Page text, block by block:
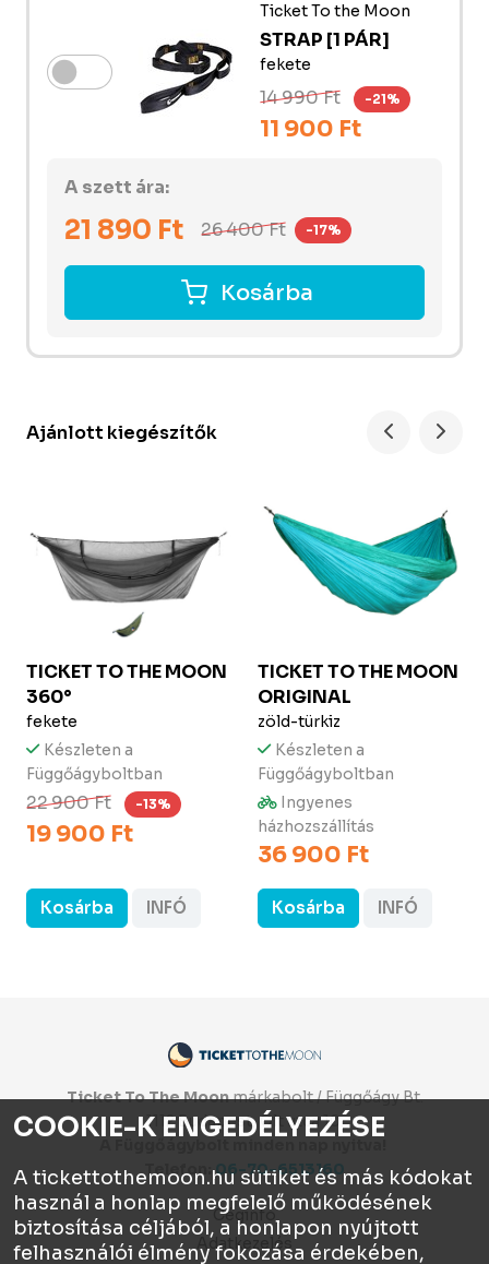
Ticket To the Moon
STRAP [1 PÁR]
fekete
14 990 Ft -21%
11 900 Ft
A szett ára:
21 890 Ft 26 400Ft -17%
Kosárba
Ajánlott kiegészítők
TICKET TO THE MOON
360°
fekete
Készleten a
Függőágyboltban
22 900 Ft -13%
19 900 Ft
Kosárba INFÓ
TICKET TO THE MOON
ORIGINAL
zöld-türkiz
Készleten a
Függőágyboltban
Ingyenes
házhozszállítás
36 900 Ft
Kosárba INFÓ
Ticket To The Moonmárkabolt / Függőágy Bt.
1112 Budapest, Olt utca 10.
Telefon:06-70-6513160
Céginfo
Adatkezelés
COOKIE-K ENGEDÉLYEZÉSE
A tickettothemoon.hu sütiket és más kódokat
használ a honlap megfelelő működésének
biztosítása céljából, a honlapon nyújtott
felhasználói élmény fokozása érdekében,